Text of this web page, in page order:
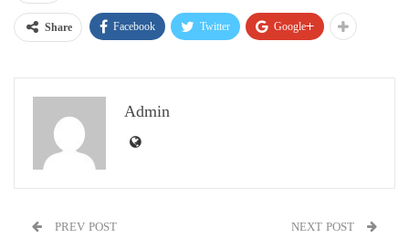
Share Facebook Twitter Google+
Admin
PREV POST NEXT POST